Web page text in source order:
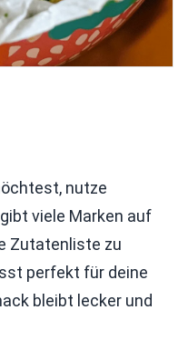
nutze
viele Marken auf
Zutatenliste zu
perfekt für deine
bleibt lecker und